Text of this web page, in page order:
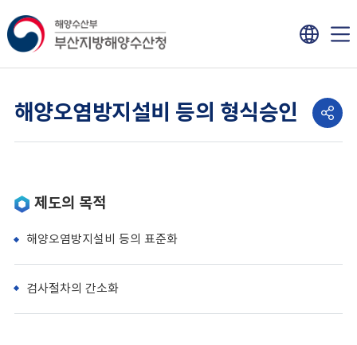
해양오염방지설비 등의 형식승인
제도의 목적
해양오염방지설비 등의 표준화
검사절차의 간소화